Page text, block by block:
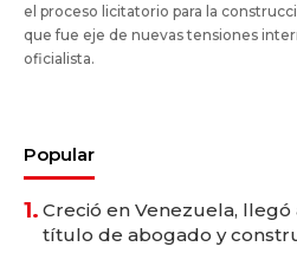
el proceso licitatorio para la
que fue eje de nuevas tensiones
oficialista.
Popular
1. Creció en Venezuela,
título de abogado y